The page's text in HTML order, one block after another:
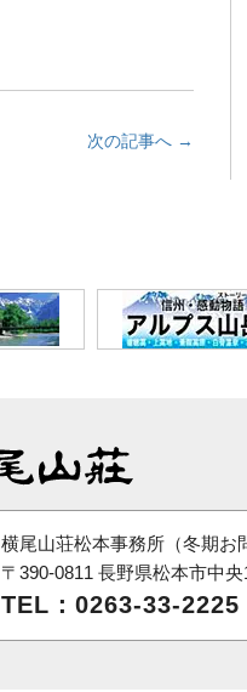
次の記事へ →
横尾山荘松本事務所（冬期お
〒390-0811 長野県松本市中央
TEL：0263-33-2225